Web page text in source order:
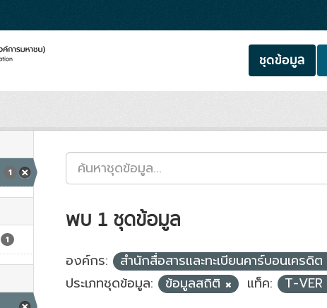
ชุดข้อมูล
1
1
พบ 1 ชุดข้อมูล
องค์กร:
สำนักสื่อสารและทะเบียนคาร์บอนเครดิต
ประเภทชุดข้อมูล:
ข้อมูลสถิติ แท็ค: T-VER